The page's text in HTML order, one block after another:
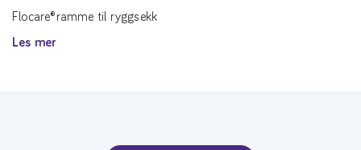
Flocare®ramme til ryggsekk
Les mer